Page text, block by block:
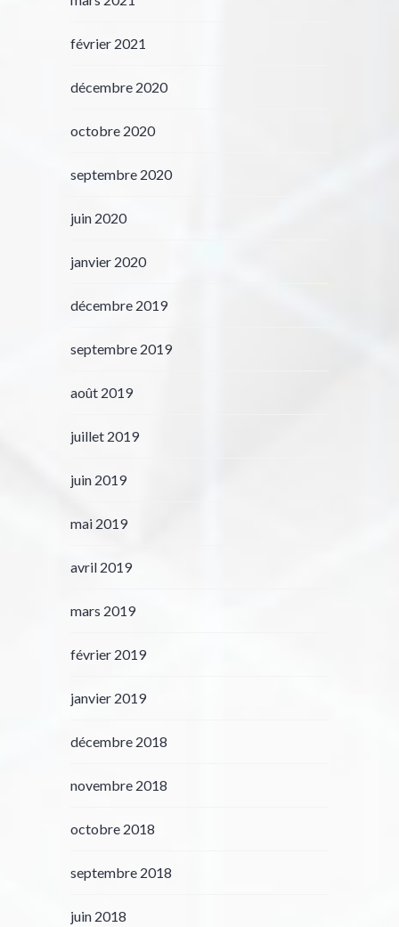
février 2021
décembre 2020
octobre 2020
septembre 2020
juin 2020
janvier 2020
décembre 2019
septembre 2019
août 2019
juillet 2019
juin 2019
mai 2019
avril 2019
mars 2019
février 2019
janvier 2019
décembre 2018
novembre 2018
octobre 2018
septembre 2018
juin 2018